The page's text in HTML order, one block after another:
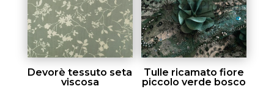
Devorè tessuto seta
viscosa
Tulle ricamato fiore
piccolo verde bosco